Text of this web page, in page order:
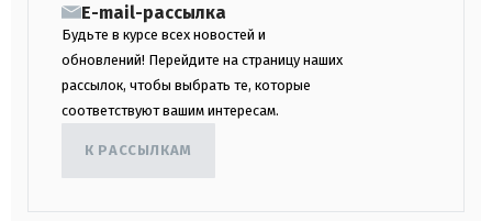
E-mail-рассылка
Будьте в курсе всех новостей и
обновлений! Перейдите на страницу наших
рассылок, чтобы выбрать те, которые
соответствуют вашим интересам.
К РАССЫЛКАМ